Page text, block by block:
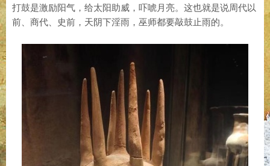
打鼓是激励阳气，给太阳助威，吓唬月亮。这也就是说周代以
前、商代、史前，天阴下淫雨，巫师都要敲鼓止雨的。